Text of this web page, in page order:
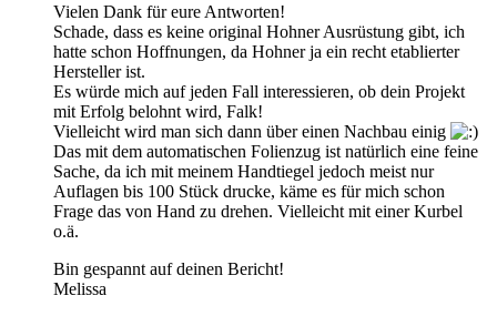
Vielen Dank für eure Antworten!
Schade, dass es keine original Hohner Ausrüstung gibt, ich
hatte schon Hoffnungen, da Hohner ja ein recht etablierter
Hersteller ist.
Es würde mich auf jeden Fall interessieren, ob dein Projekt
mit Erfolg belohnt wird, Falk!
Vielleicht wird man sich dann über einen Nachbau einig
Das mit dem automatischen Folienzug ist natürlich eine feine
Sache, da ich mit meinem Handtiegel jedoch meist nur
Auflagen bis 100 Stück drucke, käme es für mich schon
Frage das von Hand zu drehen. Vielleicht mit einer Kurbel
o.ä.
Bin gespannt auf deinen Bericht!
Melissa